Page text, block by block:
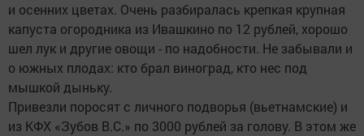
и осенних цветах. Очень разбиралась крепкая крупная
капуста огородника из Ивашкино по 12 рублей, хорошо
шел лук и другие овощи - по надобности. Не забывали и
о южных плодах: кто брал виноград, кто нес под
мышкой дыньку.
Привезли поросят с личного подворья (вьетнамские) и
из КФХ «Зубов В.С.» по 3000 рублей за голову. В этом же